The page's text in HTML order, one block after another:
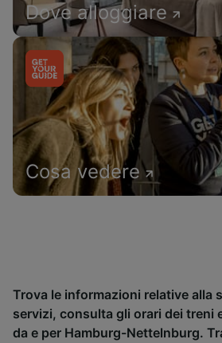
Dove alloggiare
Cosa vedere
Trova le informazioni relative alla
servizi, consulta gli orari dei treni
da e per Hamburg-Nettelnburg.